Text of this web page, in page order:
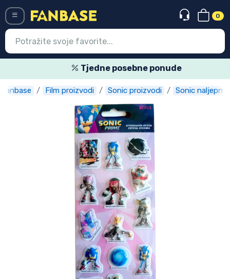
0
Tjedne posebne ponude
Fanbase Film proizvodi Sonic proizvodi Sonic
Ulazak Registracija
Najnovije proizvodi
Ekspresna dostava
Prednarudžbe
Outlet proizvodi
Dostava i plaćanje
TV serija proizvodi